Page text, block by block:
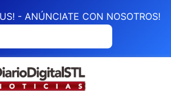
- ANÚNCIATE CON NOSOTROS!